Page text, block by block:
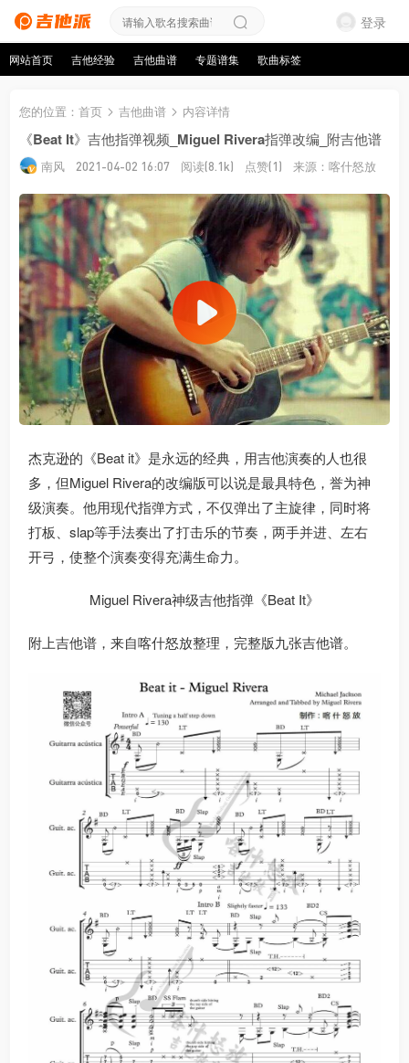
登录
网站首页 吉他经验 吉他曲谱 专题谱集 歌曲标签
您的位置 ：首页 吉他曲谱 内容详情
《Beat It》吉他指弹视频_Miguel Rivera指弹改编_附吉他谱
南风 2021-04-02 16:07 阅读(8.1k) 点赞(1) 来源：喀什怒放
杰克逊的《Beat it》是永远的经典，用吉他演奏的人也很
多，但Miguel Rivera的改编版可以说是最具特色，誉为神
级演奏。他用现代指弹方式，不仅弹出了主旋律，同时将
打板、slap等手法奏出了打击乐的节奏，两手并进、左右
开弓，使整个演奏变得充满生命力。
Miguel Rivera神级吉他指弹《Beat It》
附上吉他谱，来自喀什怒放整理，完整版九张吉他谱。